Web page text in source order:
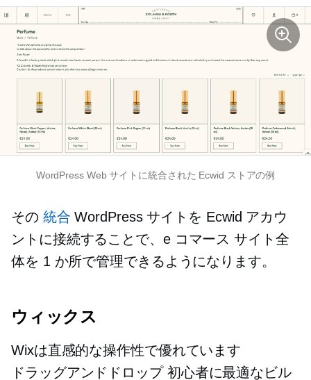
WordPress Web サイトに統合された Ecwid ストアの例
その 統合 WordPress サイトを Ecwid アカウ
ントに接続することで、e コマース サイト全
体を 1 か所で管理できるようになります。
ウィックス
Wixは直感的な操作性で優れています
ドラッグアンドドロップ初心者に最適なビル